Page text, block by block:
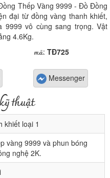
Thếp Vàng 9999 - Đồ Đồng
đại từ đồng vàng thanh khiết,
vô cùng sang trọng. Vật
4.6Kg.
mã: TĐ725
Messenger
thuật
khiết loại 1
vàng 9999 và phun bóng
nghệ 2K.